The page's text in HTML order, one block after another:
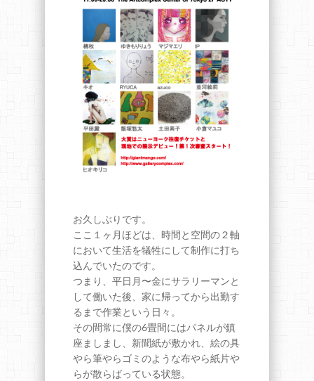
お久しぶりです。
ここ１ヶ月ほどは、時間と空間の２軸
において生活を犠牲にして制作に打ち
込んでいたのです。
つまり、平日月〜金にサラリーマンと
して働いた後、家に帰ってから出勤す
るまで作業という日々。
その間常に僕の6畳間にはパネルが鎮
座ましまし、新聞紙が敷かれ、絵の具
やら筆やらゴミのような布やら紙片や
らが散らばっている状態。